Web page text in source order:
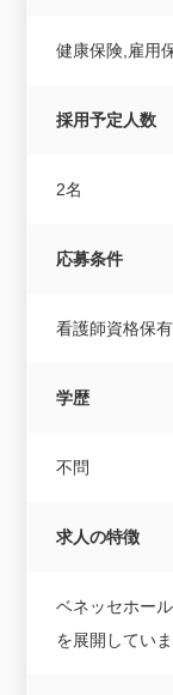
健康保険,雇用
採用予定人数
2名
応募条件
看護師資格保
学歴
不問
求人の特徴
ベネッセホー
を展開していま